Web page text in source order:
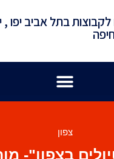
לקבוצות בתל אביב יפו ,
צפון
בצפון"-